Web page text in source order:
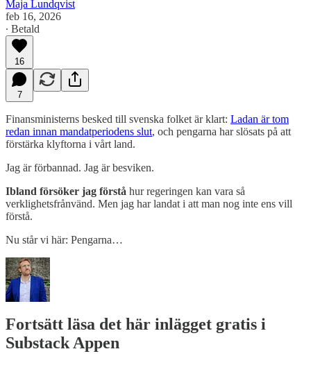
Maja Lundqvist
feb 16, 2026
∙ Betald
16
7
Finansministerns besked till svenska folket är klart: Ladan är tom
redan innan mandatperiodens slut, och pengarna har slösats på att
förstärka klyftorna i vårt land.
Jag är förbannad. Jag är besviken.
Ibland försöker jag förstå hur regeringen kan vara så
verklighetsfrånvänd. Men jag har landat i att man nog inte ens vill
förstå.
Nu står vi här: Pengarna…
Fortsätt läsa det här inlägget gratis i
Substack Appen